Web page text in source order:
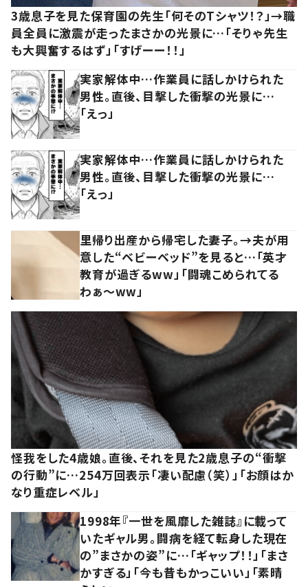
3歳息子を見た保育園の先生「何そのTシャツ！？」→職
員全員に激震が走ったまさかの光景に…「そりゃ先生
も大興奮するはず」「すげーー！！」
実家解体中…作業員に話しかけられた
男性。直後、目撃した衝撃の光景に…
「えっ」
実家解体中…作業員に話しかけられた
男性。直後、目撃した衝撃の光景に…
「えっ」
里帰り出産から帰宅した妻子。→夫が用
意した“ベビーベッド”を見ると…「英才
教育が過ぎるww」「闘魂こめられてる
わぁ～ww」
怪我をした4歳娘。直後、それを見た2歳息子の“衝撃
の行動”に…254万回表示「凄い配慮（笑）」「お顔はか
なり重症レベル」
1998年『一世を風靡した雑誌』に載って
いたギャル男。闘病を経て転身した現在
の”まさかの姿”に…「ギャップ！！」「まさ
かすぎる」「今も昔もかっこいい」「素晴